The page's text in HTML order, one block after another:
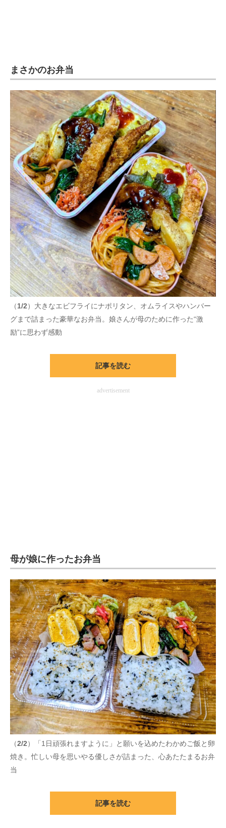
まさかのお弁当
（1/2）大きなエビフライにナポリタン、オムライスやハンバー
グまで詰まった豪華なお弁当。娘さんが母のために作った“激
励”に思わず感動
記事を読む
advertisement
母が娘に作ったお弁当
（2/2）「1日頑張れますように」と願いを込めたわかめご飯と卵
焼き。忙しい母を思いやる優しさが詰まった、心あたたまるお弁
当
記事を読む